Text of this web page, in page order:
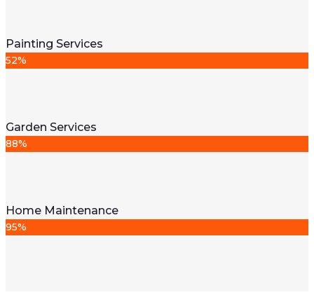
Painting Services
52%
Garden Services
88%
Home Maintenance
95%